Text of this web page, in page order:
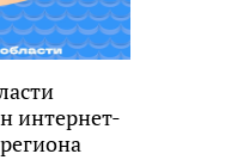
интернет-